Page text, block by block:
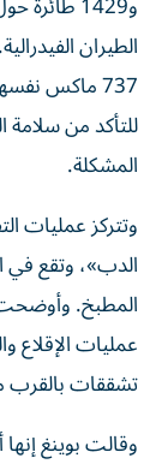
الطيران
737 ماكس
للتأكد من
المشكلة.
وتتركز عمليات
الدب»، وتقع في
المطبخ. وأوضحت
عمليات الإقلاع
تشققات بالقرب